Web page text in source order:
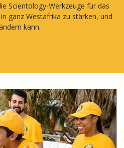
Scientology-Werkzeuge für das
ganz Westafrika zu stärken, und
kann.